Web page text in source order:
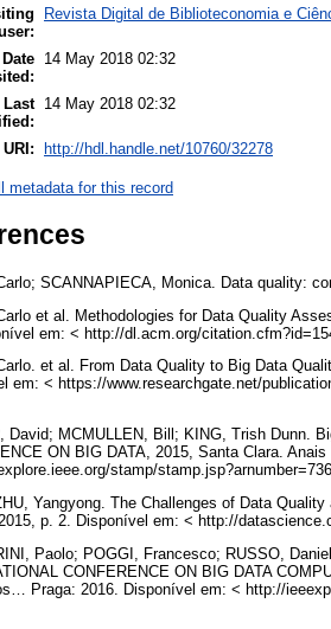
Revista Digital de Biblioteconomia e
Date 14 May 2018 02:32
Last 14 May 2018 02:32
URI: http://hdl.handle.net/10760/32278
metadata for this record
SCANNAPIECA, Monica. Data quality:
et al. Methodologies for Data Quality
em: < http://dl.acm.org/
et al. From Data Quality to Big Data
em: < https://www.researchgate.net/
David; MCMULLEN, Bill; KING, Trish Dunn.
ON BIG DATA, 2015, Santa Clara.
stamp/
Yangyong. The Challenges of Data
p. 2. Disponível em: < http://
Paolo; POGGI, Francesco; RUSSO,
CONFERENCE ON BIG DATA
Praga: 2016. Disponível em: < http://